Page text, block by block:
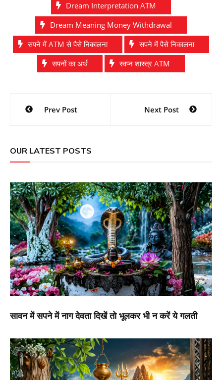
Dream Interpretation ATM
Dream Meaning Money Withdrawal
सपने में ATM से पैसे निकालना
सपने में पैसे निकालना
सपनों का अर्थ
स्वप्न शास्त्र ATM
Post
navigation
Prev Post Next Post
OUR LATEST POSTS
सावन में सपने में नाग देवता दिखें तो भूलकर भी न करें ये गलती